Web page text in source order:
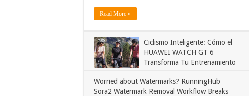
Read More »
Ciclismo Inteligente: Cómo el
HUAWEI WATCH GT 6
Transforma Tu Entrenamiento
Worried about Watermarks? RunningHub
Sora2 Watermark Removal Workflow Breaks